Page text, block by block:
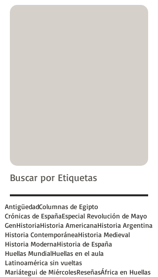
Buscar por Etiquetas
AntigüedadColumnas de Egipto
Crónicas de EspañaEspecial Revolución de Mayo
GenHistoriaHistoria AmericanaHistoria Argentina
Historia ContemporáneaHistoria Medieval
Historia ModernaHistoria de España
Huellas MundialHuellas en el aula
Latinoamérica sin vueltas
Mariátegui de MiércolesReseñasÁfrica en Huellas